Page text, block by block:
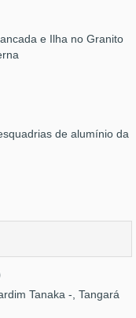
e Ilha no Granito
de alumínio da
Tanaka -, Tangará